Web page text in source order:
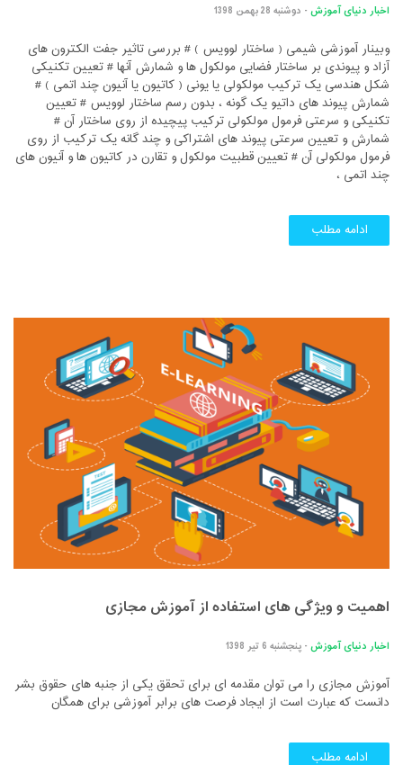
اخبار دنیای آموزش- دوشنبه 28 بهمن 1398
وبینار آموزشی شیمی ( ساختار لوویس ) # بررسی تاثیر جفت الکترون های
آزاد و پیوندی بر ساختار فضایی مولکول ها و شمارش آنها # تعیین تکنیکی
شکل هندسی یک ترکیب مولکولی یا یونی ( کاتیون یا آنیون چند اتمی ) #
شمارش پیوند های داتیو یک گونه ، بدون رسم ساختار لوویس # تعیین
تکنیکی و سرعتی فرمول مولکولی ترکیب پیچیده از روی ساختار آن #
شمارش و تعیین سرعتی پیوند های اشتراکی و چند گانه یک ترکیب از روی
فرمول مولکولی آن # تعیین قطبیت مولکول و تقارن در کاتیون ها و آنیون های
چند اتمی ،
ادامه مطلب
اهمیت و ویژگی های استفاده از آموزش مجازی
اخبار دنیای آموزش- پنجشنبه 6 تیر 1398
آﻣﻮزش مجازی را می توان ﻣﻘﺪﻣﻪ ای ﺑﺮای ﺗﺤﻘﻖ ﯾﮑﯽ از ﺟﻨﺒﻪ ﻫﺎی ﺣﻘﻮق ﺑﺸﺮ
داﻧﺴﺖ ﮐﻪ ﻋﺒﺎرت اﺳﺖ از اﯾﺠﺎد ﻓﺮﺻﺖ ﻫﺎی ﺑﺮاﺑﺮ آﻣﻮزﺷﯽ ﺑﺮای ﻫﻤﮕﺎن
ادامه مطلب